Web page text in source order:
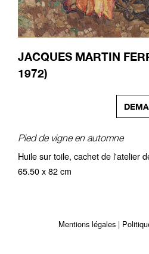
JACQUES MARTIN
1972)
Pied de vigne en automne
Huile sur toile, cachet de l'atelier
65.50 x 82 cm
Mentions légales